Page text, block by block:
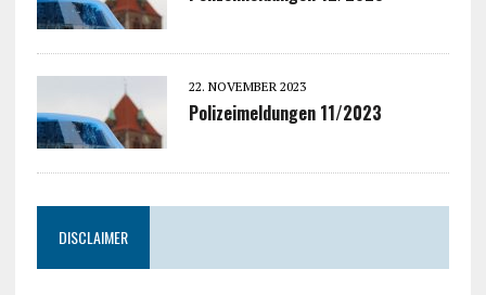
22. NOVEMBER 2023
Polizeimeldungen 11/2023
DISCLAIMER